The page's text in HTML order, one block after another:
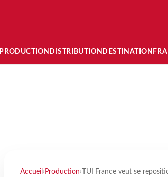
PRODUCTION DISTRIBUTION DESTINATION
Accueil › Production› TUI France veut se